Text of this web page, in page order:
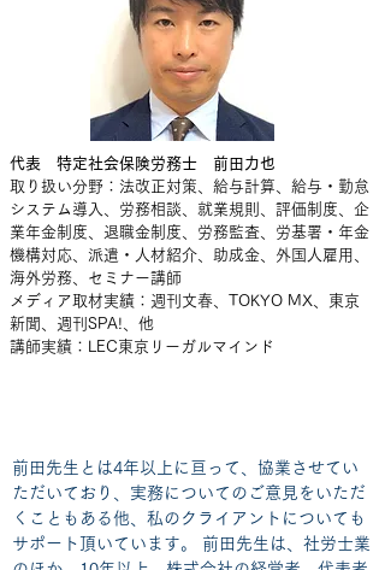
代表 特定社会保険労務士 前田力也
​取り扱い分野：法改正対策、給与計算、給与・勤怠
システム導入、労務相談、就業規則、評価制度、企
業年金制度、退職金制度、労務監査、労基署・年金
機構対応、派遣・人材紹介、助成金、外国人雇用、
海外労務、セミナー講師
メディア取材実績：週刊文春、TOKYO MX、東京
新聞、週刊SPA!、他
​講師実績：LEC東京リーガルマインド
前田先生とは4年以上に亘って、協業させてい
ただいており、実務についてのご意見をいただ
くこともある他、私のクライアントについても
サポート頂いています。 前田先生は、社労士業